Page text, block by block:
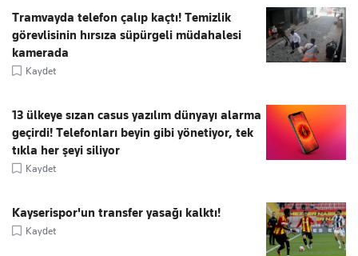
Tramvayda telefon çalıp kaçtı! Temizlik
görevlisinin hırsıza süpürgeli müdahalesi
kamerada
Kaydet
13 ülkeye sızan casus yazılım dünyayı alarma
geçirdi! Telefonları beyin gibi yönetiyor, tek
tıkla her şeyi siliyor
Kaydet
Kayserispor'un transfer yasağı kalktı!
Kaydet